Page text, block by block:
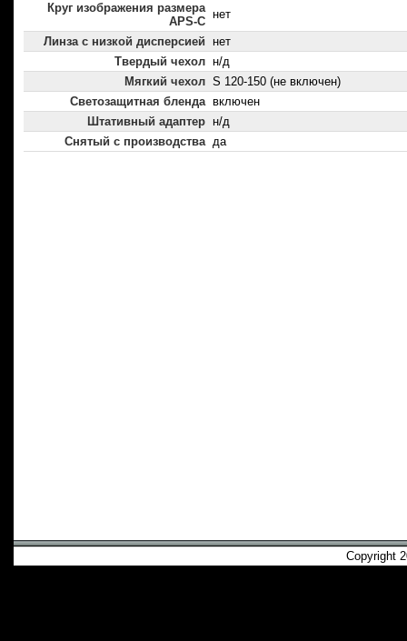
Круг изображения размера
APS-C
нет
Линза с низкой дисперсией
нет
Твердый чехол н/д
Мягкий чехол S 120-150 (не включен)
Светозащитная бленда включен
Штативный адаптер н/д
Снятый с производства да
Copyright